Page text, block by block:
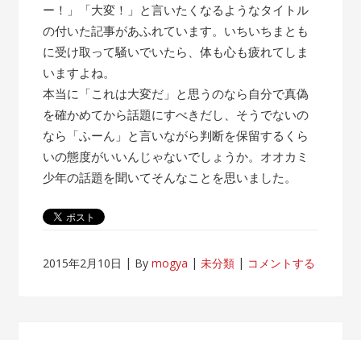
ー！」「大変！」と言いたくなるようなタイトル
の付いた記事があふれています。いちいちまとも
に受け取って騒いでいたら、体も心も疲れてしま
いますよね。
本当に「これは大変だ」と思うのなら自分で真偽
を確かめてから話題にすべきだし、そうでないの
なら「ふーん」と言いながら判断を保留するくら
いの態度がいいんじゃないでしょうか。オオカミ
少年の話題を聞いてそんなことを思いました。
2015年2月10日 Bymogya 未分類 コメントする